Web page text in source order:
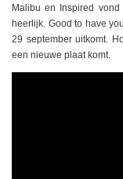
Malibu en Inspired
heerlijk. Good to have
29 september uitkomt.
een nieuwe plaat komt.